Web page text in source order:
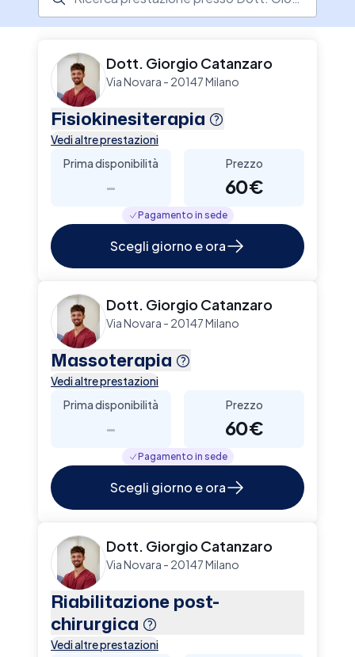
riabilitazione. Successivamente ha proseguito
trattamento dei disordini Temporomandibolari
trattanedo problematiche come il bruxismo.
Dott. Giorgio Catanzaro
Via Novara - 20147 Milano
Fisiokinesiterapia
Vedi altre prestazioni
Prima disponibilità
-
Prezzo
60€
Pagamento in sede
Scegli giorno e ora
Dott. Giorgio Catanzaro
Via Novara - 20147 Milano
Massoterapia
Vedi altre prestazioni
Prima disponibilità
-
Prezzo
60€
Pagamento in sede
Scegli giorno e ora
Dott. Giorgio Catanzaro
Via Novara - 20147 Milano
Riabilitazione post-
chirurgica
Vedi altre prestazioni